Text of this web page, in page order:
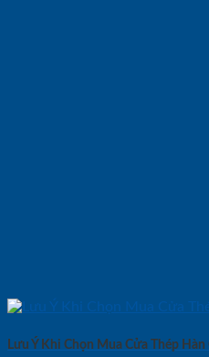
Lưu Ý Khi Chọn Mua Cửa Thép Hàn